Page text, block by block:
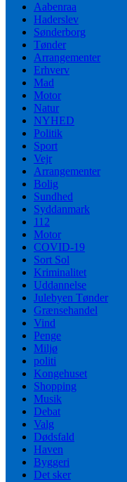
Aabenraa
Haderslev
Sønderborg
Tønder
Arrangementer
Erhverv
Mad
Motor
Natur
NYHED
Politik
Sport
Vejr
Arrangementer
Bolig
Sundhed
Syddanmark
112
Motor
COVID-19
Sort Sol
Kriminalitet
Uddannelse
Julebyen Tønder
Grænsehandel
Vind
Penge
Miljø
politi
Kongehuset
Shopping
Musik
Debat
Valg
Dødsfald
Haven
Byggeri
Det sker